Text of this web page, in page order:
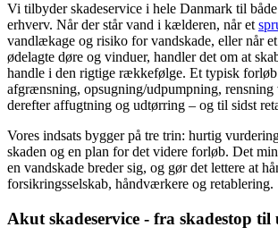
Vi tilbyder skadeservice i hele Danmark til
erhverv. Når der står vand i kælderen, når et
vandlækage og risiko for vandskade, eller når
ødelagte døre og vinduer, handler det om at
handle i den rigtige rækkefølge. Et typisk forløb
afgrænsning, opsugning/udpumpning, rensning
derefter affugtning og udtørring – og til sidst
Vores indsats bygger på tre trin: hurtig
skaden og en plan for det videre forløb. Det
en vandskade breder sig, og gør det lettere at
forsikringsselskab, håndværkere og retablering.
Akut skadeservice - fra skadestop til